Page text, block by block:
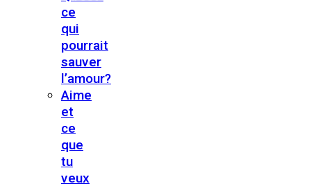
ce
qui
pourrait
sauver
l’amour?
Aime
et
ce
que
tu
veux